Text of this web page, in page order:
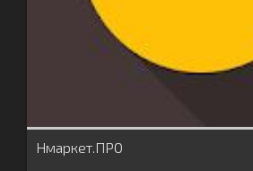
Нмаркет.ПРО